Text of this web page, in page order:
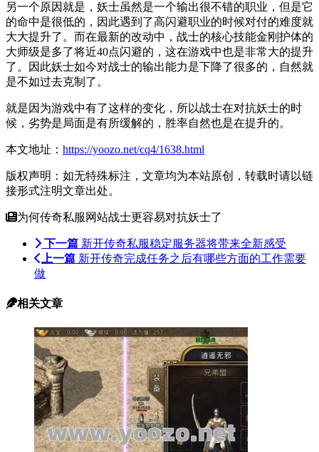
另一个原因就是，妖士虽然是一个输出很不错的职业，但是它
的命中是很低的，因此遇到了高闪避职业的时候对付的难度就
大大提升了。而在最新的改动中，战士的核心技能金刚护体的
大师级是多了将近40点闪避的，这在游戏中也是非常大的提升
了。因此妖士如今对战士的输出能力是下降了很多的，自然就
是不如过去克制了。
就是因为游戏中有了这样的变化，所以战士在对抗妖士的时
候，劣势是局面是有所缓解的，胜率自然也是在提升的。
本文地址： https://yoozo.net/cq4/1638.html
版权声明：如无特殊标注，文章均为本站原创，转载时请以链
接形式注明文章出处。
为何传奇私服网站战士更容易对抗妖士了
下一篇 新开传奇私服稳定服务器将带来全新感受
上一篇 新开传奇完成任务之后有哪些方面的工作需要
做
相关文章